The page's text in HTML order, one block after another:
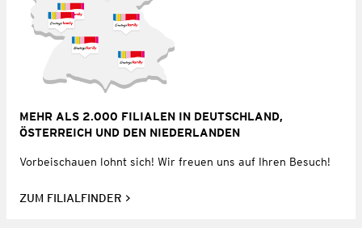
MEHR ALS 2.000 FILIALEN IN DEUTSCHLAND,
ÖSTERREICH UND DEN NIEDERLANDEN
Vorbeischauen lohnt sich! Wir freuen uns auf Ihren Besuch!
ZUM FILIALFINDER